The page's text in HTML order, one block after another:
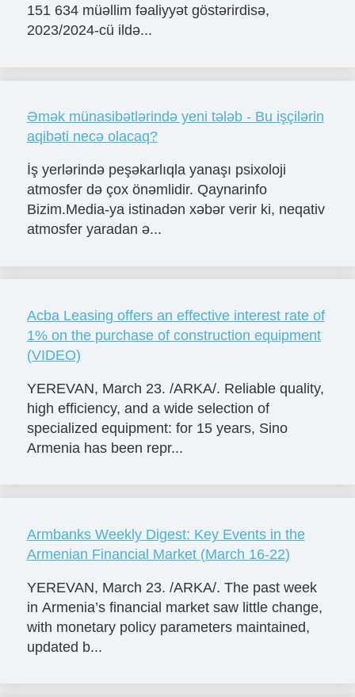
151 634 müəllim fəaliyyət göstərirdisə,
2023/2024-cü ildə...
Əmək münasibətlərində yeni tələb - Bu işçilərin
aqibəti necə olacaq?
İş yerlərində peşəkarlıqla yanaşı psixoloji
atmosfer də çox önəmlidir. Qaynarinfo
Bizim.Media-ya istinadən xəbər verir ki, neqativ
atmosfer yaradan ə...
Acba Leasing offers an effective interest rate of
1% on the purchase of construction equipment
(VIDEO)
YEREVAN, March 23. /ARKA/. Reliable quality,
high efficiency, and a wide selection of
specialized equipment: for 15 years, Sino
Armenia has been repr...
Armbanks Weekly Digest: Key Events in the
Armenian Financial Market (March 16-22)
YEREVAN, March 23. /ARKA/. The past week
in Armenia’s financial market saw little change,
with monetary policy parameters maintained,
updated b...